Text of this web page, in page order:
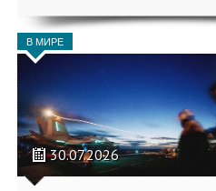
В МИРЕ
30.07.2026